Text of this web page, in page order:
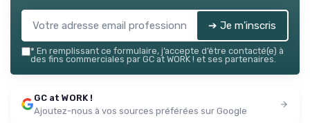
➔ Je m'inscris
* En remplissant ce formulaire, j’accepte d’être contacté(e) à
des fins commerciales par GC at WORK ! et ses partenaires.
GC at WORK !
Ajoutez-nous à vos sources préférées sur Google